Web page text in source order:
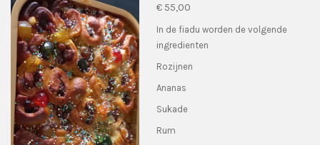
€ 55,00
In de fiadu worden de volgende
ingredienten
Rozijnen
Ananas
Sukade
Rum